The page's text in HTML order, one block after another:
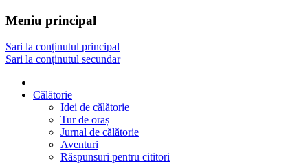
Meniu principal
Sari la conținutul principal
Sari la conținutul secundar
Călătorie
Idei de călătorie
Tur de oraș
Jurnal de călătorie
Aventuri
Răspunsuri pentru cititori